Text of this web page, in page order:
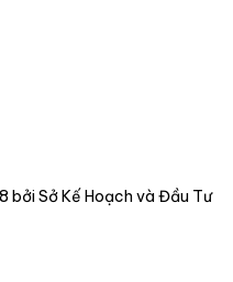
Sở Kế Hoạch và Đầu Tư